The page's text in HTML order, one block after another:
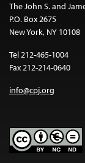
The John S. and
P.O. Box 2675
New York, NY 10108
Tel 212-465-1004
Fax 212-214-0640
info@cpj.org